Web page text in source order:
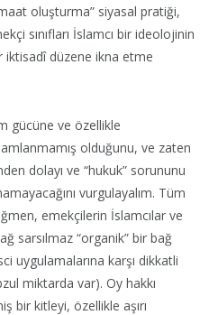
oluşturma” siyasal pratiği,
sınıfları İslamcı bir ideolojinin
iktisadî düzene ikna etme
gücüne ve özellikle
olduğunu, ve zaten
dolayı ve “hukuk” sorununu
vurgulayalım. Tüm
emekçilerin İslamcılar ve
sarsılmaz “organik” bir bağ
uygulamalarına karşı dikkatli
miktarda var). Oy hakkı
bir kitleyi, özellikle aşırı